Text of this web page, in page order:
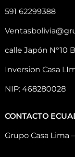
591 62299388
calle Japón N°10
Inversion Casa
NIP: 468280028
CONTACTO
Grupo Casa Lima